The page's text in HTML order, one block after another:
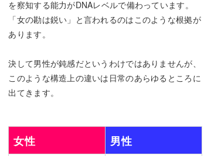
を察知する能力がDNAレベルで備わっています。
「女の勘は鋭い」と言われるのはこのような根拠が
あります。
決して男性が鈍感だというわけではありませんが、
このような構造上の違いは日常のあらゆるところに
出てきます。
女性 男性